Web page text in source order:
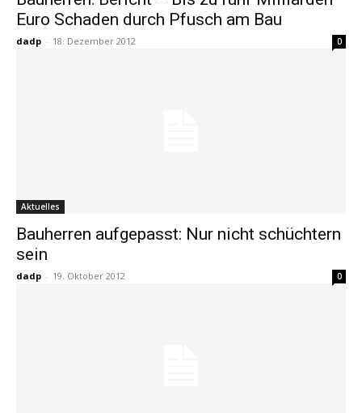
Euro Schaden durch Pfusch am Bau
dadp - 18. Dezember 2012 0
Aktuelles
Bauherren aufgepasst: Nur nicht schüchtern
sein
dadp - 19. Oktober 2012 0